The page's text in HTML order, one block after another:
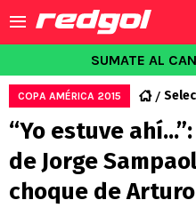
SUMATE AL
COPA AMÉRICA 2015
“Yo estuve
de Jorge
choque de